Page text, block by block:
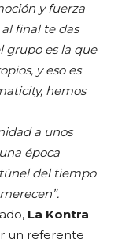
y fuerza
final te das
grupo es la que
y eso es
hemos
a unos
época
del tiempo
La Kontra
un referente